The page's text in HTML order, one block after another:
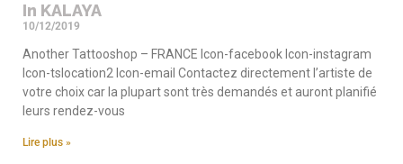
In KALAYA
10/12/2019
Another Tattooshop – FRANCE Icon-facebook Icon-instagram
Icon-tslocation2 Icon-email Contactez directement l’artiste de
votre choix car la plupart sont très demandés et auront planifié
leurs rendez-vous
Lire plus »